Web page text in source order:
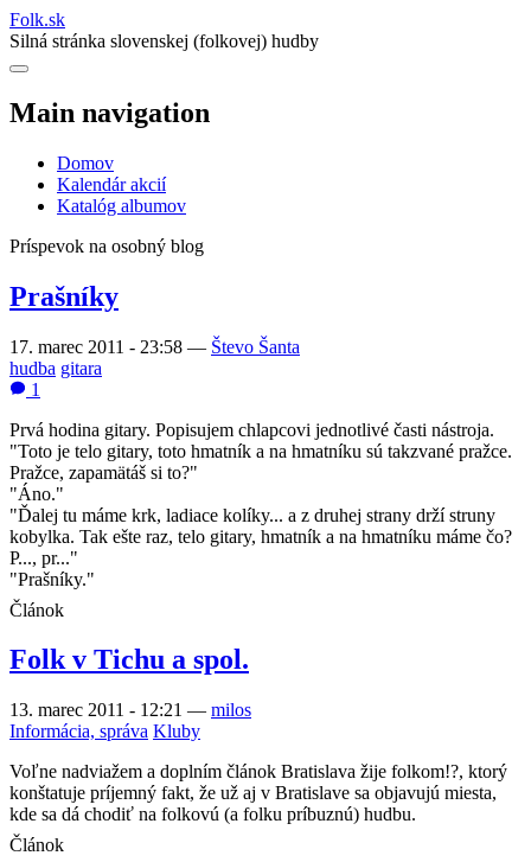
Folk.sk
Silná stránka slovenskej (folkovej) hudby
Main navigation
Domov
Kalendár akcií
Katalóg albumov
Príspevok na osobný blog
Prašníky
17. marec 2011 - 23:58 — Števo Šanta
hudba gitara
1
Prvá hodina gitary. Popisujem chlapcovi jednotlivé časti nástroja.
"Toto je telo gitary, toto hmatník a na hmatníku sú takzvané pražce.
Pražce, zapamätáš si to?"
"Áno."
"Ďalej tu máme krk, ladiace kolíky... a z druhej strany drží struny
kobylka. Tak ešte raz, telo gitary, hmatník a na hmatníku máme čo?
P..., pr..."
"Prašníky."
Článok
Folk v Tichu a spol.
13. marec 2011 - 12:21 — milos
Informácia, správa Kluby
Voľne nadviažem a doplním článok Bratislava žije folkom!?, ktorý
konštatuje príjemný fakt, že už aj v Bratislave sa objavujú miesta,
kde sa dá chodiť na folkovú (a folku príbuznú) hudbu.
Článok